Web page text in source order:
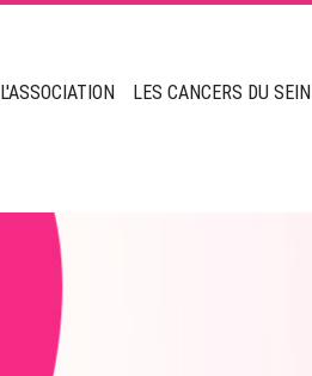
L'ASSOCIATION LES CANCERS DU SEIN